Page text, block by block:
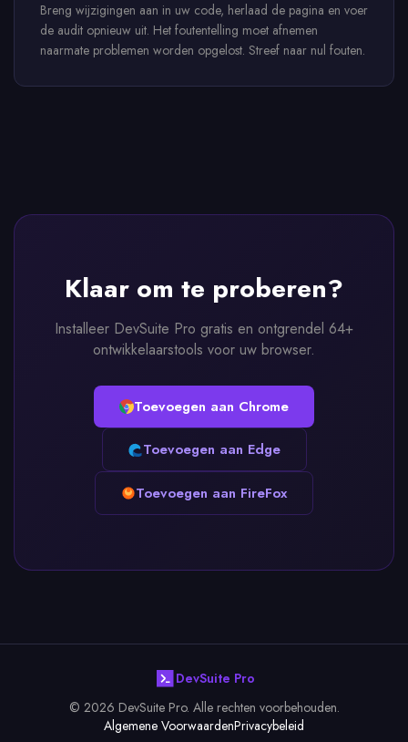
Breng wijzigingen aan in uw code, herlaad de pagina en voer
de audit opnieuw uit. Het foutentelling moet afnemen
naarmate problemen worden opgelost. Streef naar nul fouten.
Klaar om te proberen?
Installeer DevSuite Pro gratis en ontgrendel 64+
ontwikkelaarstools voor uw browser.
Toevoegen aan Chrome
Toevoegen aan Edge
Toevoegen aan FireFox
DevSuite Pro
© 2026 DevSuite Pro. Alle rechten voorbehouden.
Algemene VoorwaardenPrivacybeleid